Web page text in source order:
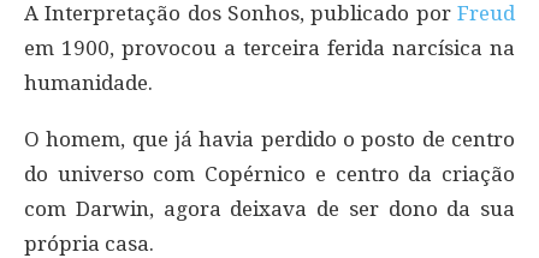
A Interpretação dos Sonhos, publicado por Freud
em 1900, provocou a terceira ferida narcísica na
humanidade.
O homem, que já havia perdido o posto de centro
do universo com Copérnico e centro da criação
com Darwin, agora deixava de ser dono da sua
própria casa.